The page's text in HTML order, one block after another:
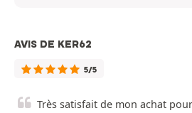
AVIS DE KER62
5/5
Très satisfait de mon achat